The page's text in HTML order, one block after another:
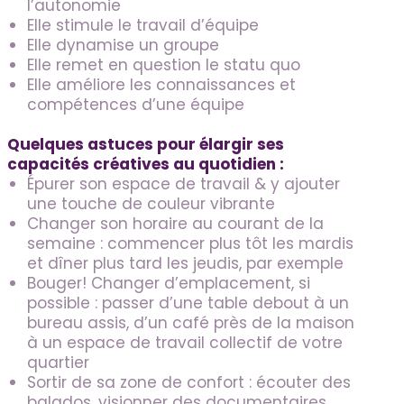
l’autonomie
Elle stimule le travail d’équipe
Elle dynamise un groupe
Elle remet en question le statu quo
Elle améliore les connaissances et
compétences d’une équipe
Quelques astuces pour élargir ses
capacités créatives au quotidien :
Épurer son espace de travail & y ajouter
une touche de couleur vibrante
Changer son horaire au courant de la
semaine : commencer plus tôt les mardis
et dîner plus tard les jeudis, par exemple
Bouger! Changer d’emplacement, si
possible : passer d’une table debout à un
bureau assis, d’un café près de la maison
à un espace de travail collectif de votre
quartier
Sortir de sa zone de confort : écouter des